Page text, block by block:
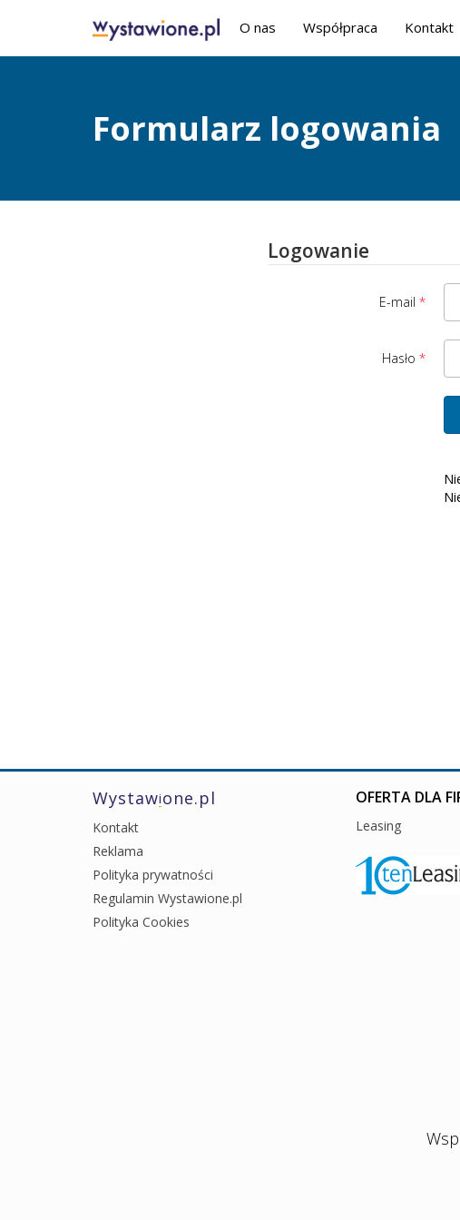
O nas Współpraca Kontakt
Formularz logowania
Logowanie
E-mail
Hasło
Wystawione.pl
Kontakt
Reklama
Polityka prywatności
Regulamin Wystawione.pl
Polityka Cookies
OFERTA DLA
Leasing